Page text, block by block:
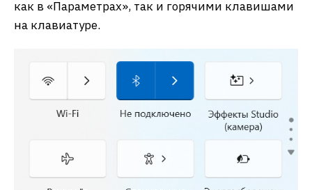
как в «Параметрах», так и горячими клавишами
на клавиатуре.